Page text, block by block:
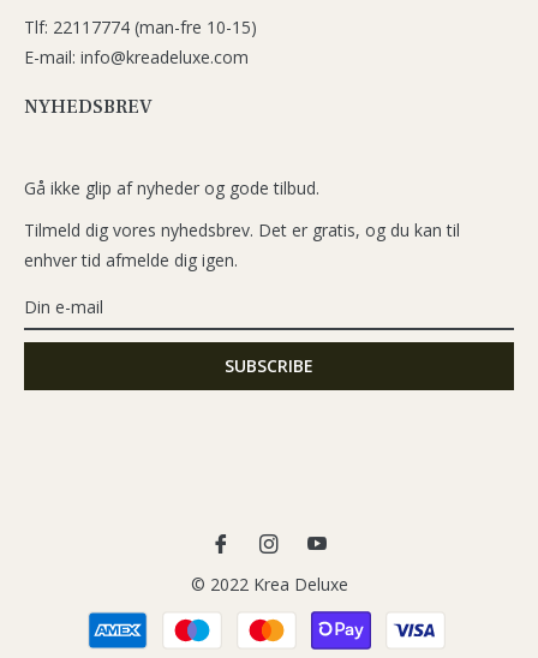
Tlf: 22117774 (man-fre 10-15)
E-mail: info@kreadeluxe.com
NYHEDSBREV
Gå ikke glip af nyheder og gode tilbud.
Tilmeld dig vores nyhedsbrev. Det er gratis, og du kan til
enhver tid afmelde dig igen.
Ins
You
© 2022 Krea Deluxe